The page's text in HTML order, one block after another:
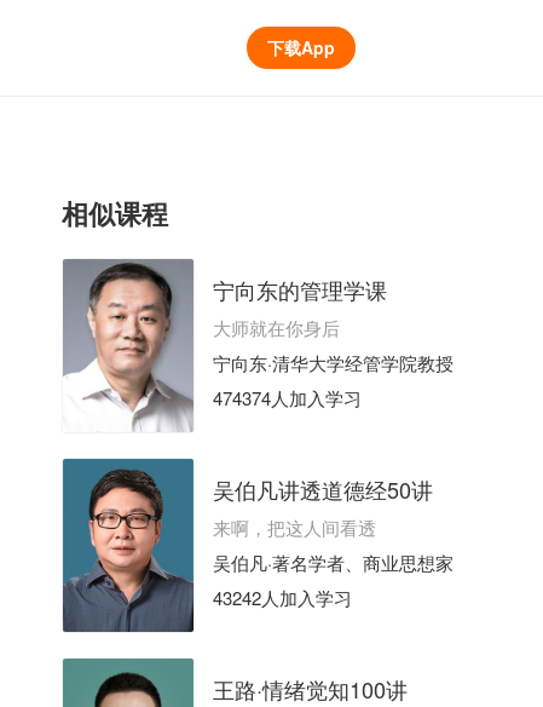
下载App
相似课程
宁向东的管理学课
大师就在你身后
宁向东·清华大学经管学院教授
474374人加入学习
吴伯凡讲透道德经50讲
来啊，把这人间看透
吴伯凡·著名学者、商业思想家
43242人加入学习
王路·情绪觉知100讲